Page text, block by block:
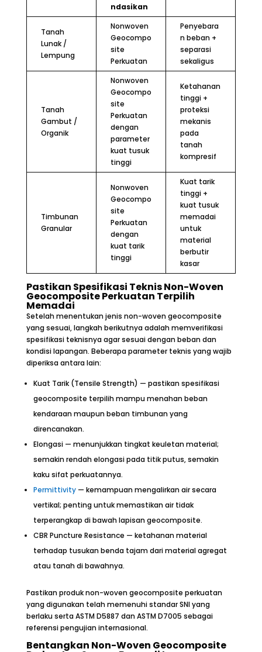
ndasikan
Tanah
Lunak /
Lempung
Nonwoven
Geocompo
site
Perkuatan
Penyebara
n beban +
separasi
sekaligus
Tanah
Gambut /
Organik
Nonwoven
Geocompo
site
Perkuatan
dengan
parameter
kuat tusuk
tinggi
Ketahanan
tinggi +
proteksi
mekanis
pada
tanah
kompresif
Timbunan
Granular
Nonwoven
Geocompo
site
Perkuatan
dengan
kuat tarik
tinggi
Kuat tarik
tinggi +
kuat tusuk
memadai
untuk
material
berbutir
kasar
Pastikan Spesifikasi Teknis Non-Woven
Geocomposite Perkuatan Terpilih
Memadai
Setelah menentukan jenis non-woven geocomposite
yang sesuai, langkah berikutnya adalah memverifikasi
spesifikasi teknisnya agar sesuai dengan beban dan
kondisi lapangan. Beberapa parameter teknis yang wajib
diperiksa antara lain:
Kuat Tarik (Tensile Strength) — pastikan spesifikasi
geocomposite terpilih mampu menahan beban
kendaraan maupun beban timbunan yang
direncanakan.
Elongasi — menunjukkan tingkat keuletan material;
semakin rendah elongasi pada titik putus, semakin
kaku sifat perkuatannya.
Permittivity — kemampuan mengalirkan air secara
vertikal; penting untuk memastikan air tidak
terperangkap di bawah lapisan geocomposite.
CBR Puncture Resistance — ketahanan material
terhadap tusukan benda tajam dari material agregat
atau tanah di bawahnya.
Pastikan produk non-woven geocomposite perkuatan
yang digunakan telah memenuhi standar SNI yang
berlaku serta ASTM D5887 dan ASTM D7005 sebagai
referensi pengujian internasional.
Bentangkan Non-Woven Geocomposite